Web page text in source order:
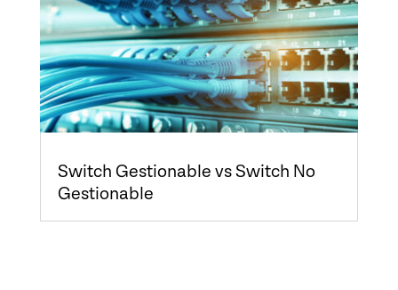
Switch Gestionable vs Switch No
Gestionable